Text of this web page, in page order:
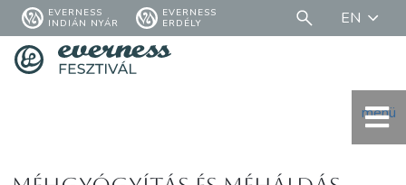
EVERNESS
INDIÁN NYÁR
EVERNESS
ERDÉLY
EN
menü